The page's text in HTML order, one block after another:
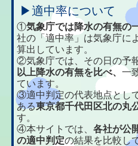
▶適中率について
①気象庁では降水の有無の
社の「適中率」は気象庁に
算出しています。
②気象庁では、その日の予
以上降水の有無を比べ、一
ています。
③適中判定の代表地点とし
ある東京都千代田区北の丸
す。
④本サイトでは、各社が公
の適中判定の結果を比較し